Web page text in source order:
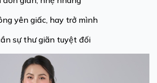
yên giấc, hay trở mình
sự thư giãn tuyệt đối